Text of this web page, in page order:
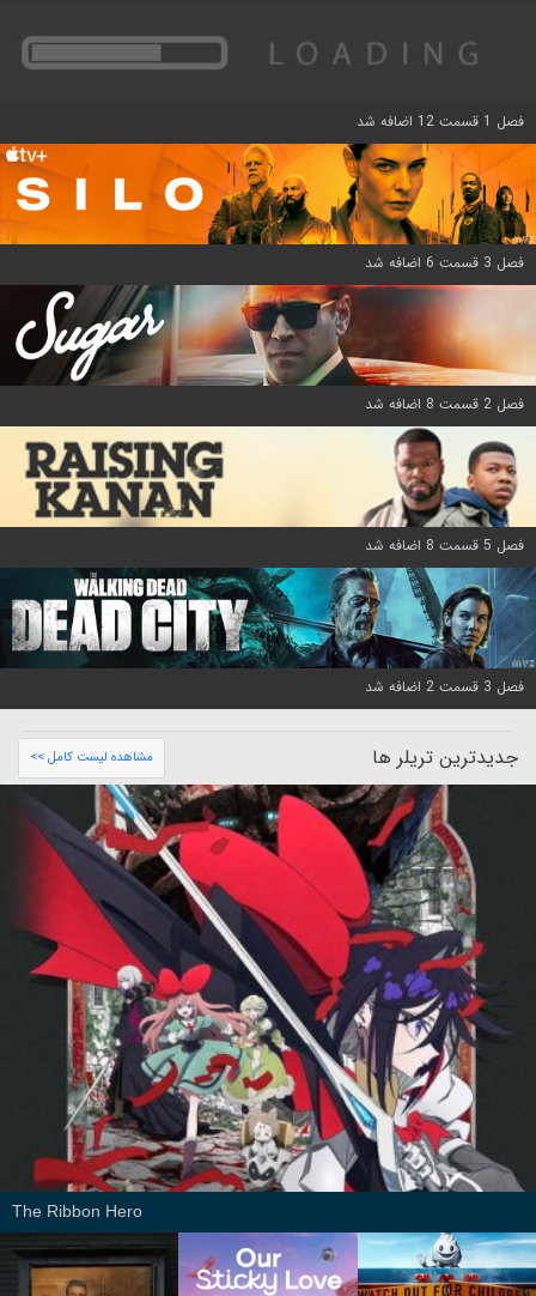
فصل 1 قسمت 12 اضافه شد
فصل 3 قسمت 6 اضافه شد
فصل 2 قسمت 8 اضافه شد
فصل 5 قسمت 8 اضافه شد
فصل 3 قسمت 2 اضافه شد
جدیدترین تریلر ها مشاهده لیست کامل >>
The Ribbon Hero